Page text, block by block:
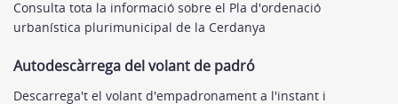
Consulta tota la informació sobre el Pla d'ordenació
urbanística plurimunicipal de la Cerdanya
Autodescàrrega del volant de padró
Descarrega't el volant d'empadronament a l'instant i